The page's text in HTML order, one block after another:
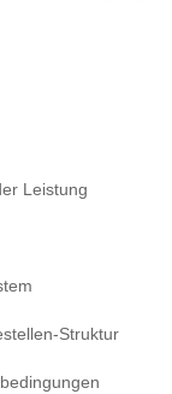
Leistung
Struktur